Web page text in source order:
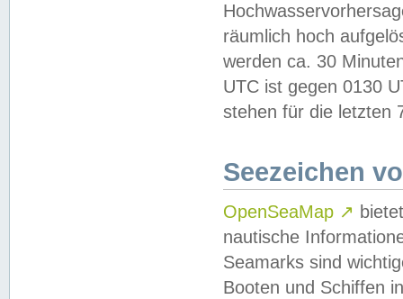
räumlich hoch
werden ca. 30
UTC ist gegen 0130
stehen für die letzten
Seezeichen
OpenSeaMap ↗
nautische
Seamarks sind
Booten und Schiffen